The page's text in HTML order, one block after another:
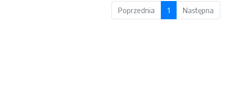
Poprzednia
1 Następna